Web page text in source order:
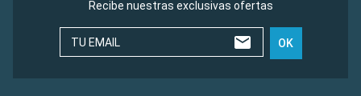
Recibe nuestras exclusivas ofertas
TU EMAIL OK